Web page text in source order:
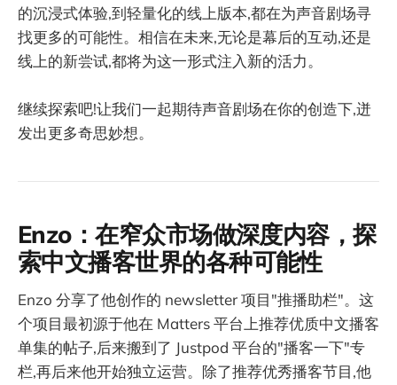
的沉浸式体验,到轻量化的线上版本,都在为声音剧场寻
找更多的可能性。相信在未来,无论是幕后的互动,还是
线上的新尝试,都将为这一形式注入新的活力。
继续探索吧!让我们一起期待声音剧场在你的创造下,迸
发出更多奇思妙想。
Enzo：在窄众市场做深度内容，探
索中文播客世界的各种可能性
Enzo 分享了他创作的 newsletter 项目"推播助栏"。这
个项目最初源于他在 Matters 平台上推荐优质中文播客
单集的帖子,后来搬到了 Justpod 平台的"播客一下"专
栏,再后来他开始独立运营。除了推荐优秀播客节目,他